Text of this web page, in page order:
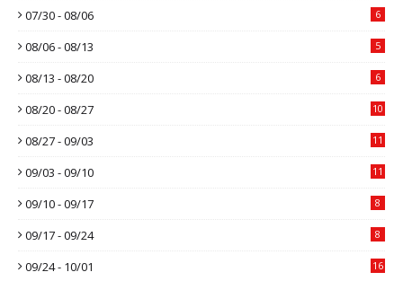
07/30 - 08/06 6
08/06 - 08/13 5
08/13 - 08/20 6
08/20 - 08/27 10
08/27 - 09/03 11
09/03 - 09/10 11
09/10 - 09/17 8
09/17 - 09/24 8
09/24 - 10/01 16